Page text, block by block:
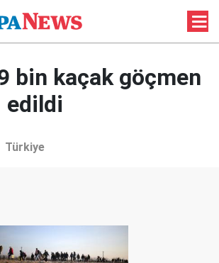
bin kaçak göçmen
edildi
Türkiye